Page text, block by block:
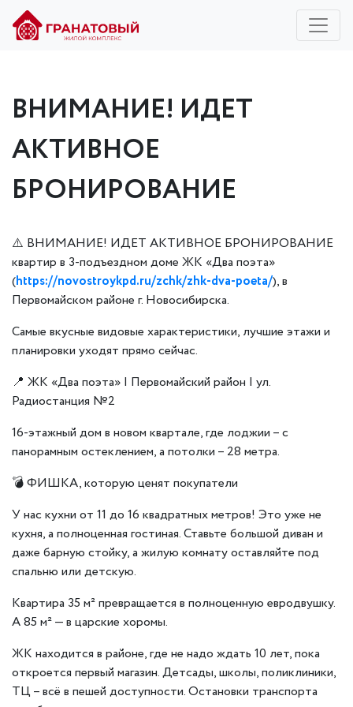
ВНИМАНИЕ! ИДЕТ
АКТИВНОЕ
БРОНИРОВАНИЕ
⚠️ ВНИМАНИЕ! ИДЕТ АКТИВНОЕ БРОНИРОВАНИЕ
квартир в 3-подъездном доме ЖК «Два поэта»
(https://novostroykpd.ru/zchk/zhk-dva-poeta/), в
Первомайском районе г. Новосибирска.
Самые вкусные видовые характеристики, лучшие этажи и
планировки уходят прямо сейчас.
📍 ЖК «Два поэта» | Первомайский район | ул.
Радиостанция №2
16-этажный дом в новом квартале, где лоджии – с
панорамным остеклением, а потолки – 28 метра.
💣 ФИШКА, которую ценят покупатели
У нас кухни от 11 до 16 квадратных метров! Это уже не
кухня, а полноценная гостиная. Ставьте большой диван и
даже барную стойку, а жилую комнату оставляйте под
спальню или детскую.
Квартира 35 м² превращается в полноценную евродвушку.
А 85 м² — в царские хоромы.
ЖК находится в районе, где не надо ждать 10 лет, пока
откроется первый магазин. Детсады, школы, поликлиники,
ТЦ – всё в пешей доступности. Остановки транспорта